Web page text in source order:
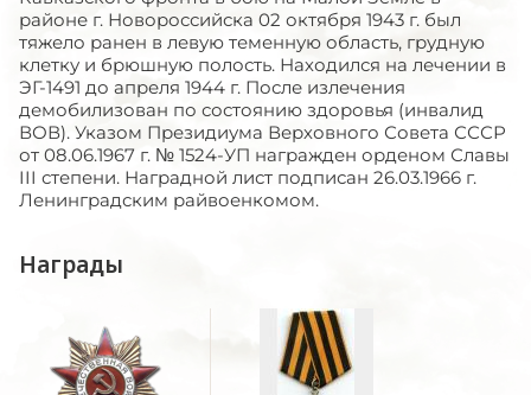
районе г. Новороссийска 02 октября 1943 г. был
тяжело ранен в левую теменную область, грудную
клетку и брюшную полость. Находился на лечении в
ЭГ-1491 до апреля 1944 г. После излечения
демобилизован по состоянию здоровья (инвалид
ВОВ). Указом Президиума Верховного Совета СССР
от 08.06.1967 г. № 1524-УП награжден орденом Славы
III степени. Наградной лист подписан 26.03.1966 г.
Ленинградским райвоенкомом.
Награды